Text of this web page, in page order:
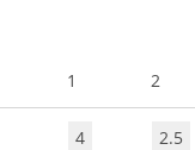
1 2
4 2.5